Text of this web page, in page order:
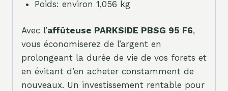
Poids: environ 1,056 kg
Avec l’affûteuse PARKSIDE PBSG 95 F6,
vous économiserez de l’argent en
prolongeant la durée de vie de vos forets et
en évitant d’en acheter constamment de
nouveaux. Un investissement rentable pour